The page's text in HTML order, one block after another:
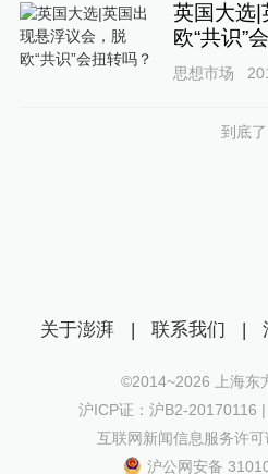
英国大选|
欧“共识”
思想市场
到底了
关于澎湃 | 联系我们 |
©2014~2026 上海东
沪ICP证：沪B2-20170116
互联网新闻信息服务许
沪公网安备